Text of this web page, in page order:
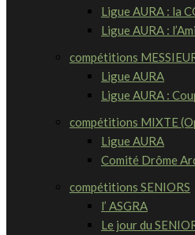
Ligue AURA : la
Ligue AURA :
compétitions
Ligue AURA
Ligue AURA :
compétitions MIXTE
Ligue AURA
Comité Drôme
compétitions SENIORS
l’ ASGRA
Le jour du